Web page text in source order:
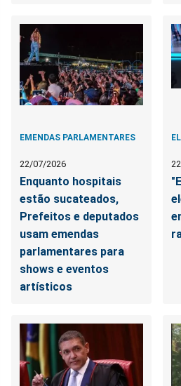
EMENDAS PARLAMENTARES
22/07/2026
Enquanto hospitais
estão sucateados,
Prefeitos e deputados
usam emendas
parlamentares para
shows e eventos
artísticos